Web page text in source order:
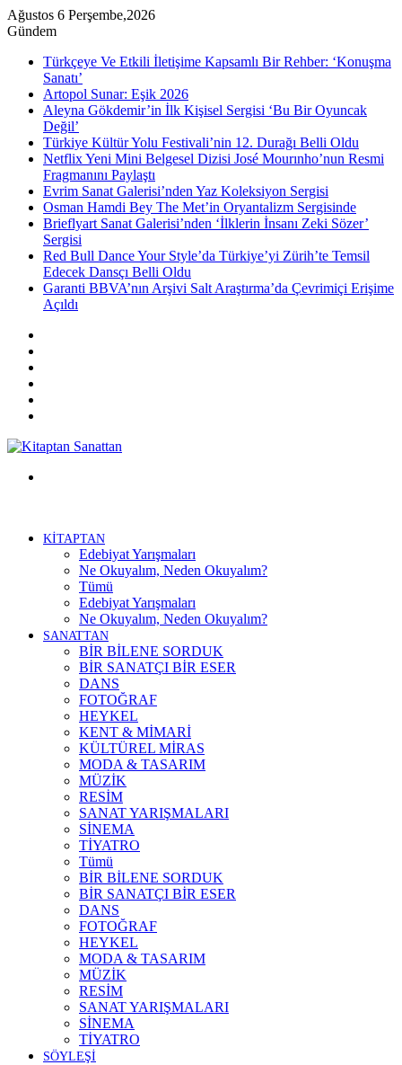
Ağustos 6 Perşembe,2026
Gündem
Türkçeye Ve Etkili İletişime Kapsamlı Bir Rehber: ‘Konuşma
Sanatı’
Artopol Sunar: Eşik 2026
Aleyna Gökdemir’in İlk Kişisel Sergisi ‘Bu Bir Oyuncak
Değil’
Türkiye Kültür Yolu Festivali’nin 12. Durağı Belli Oldu
Netflix Yeni Mini Belgesel Dizisi José Mourınho’nun Resmi
Fragmanını Paylaştı
Evrim Sanat Galerisi’nden Yaz Koleksiyon Sergisi
Osman Hamdi Bey The Met’in Oryantalizm Sergisinde
Brieflyart Sanat Galerisi’nden ‘İlklerin İnsanı Zeki Sözer’
Sergisi
Red Bull Dance Your Style’da Türkiye’yi Zürih’te Temsil
Edecek Dansçı Belli Oldu
Garanti BBVA’nın Arşivi Salt Araştırma’da Çevrimiçi Erişime
Açıldı
KİTAPTAN
Edebiyat Yarışmaları
Ne Okuyalım, Neden Okuyalım?
Tümü
Edebiyat Yarışmaları
Ne Okuyalım, Neden Okuyalım?
SANATTAN
BİR BİLENE SORDUK
BİR SANATÇI BİR ESER
DANS
FOTOĞRAF
HEYKEL
KENT & MİMARİ
KÜLTÜREL MİRAS
MODA & TASARIM
MÜZİK
RESİM
SANAT YARIŞMALARI
SİNEMA
TİYATRO
Tümü
BİR BİLENE SORDUK
BİR SANATÇI BİR ESER
DANS
FOTOĞRAF
HEYKEL
MODA & TASARIM
MÜZİK
RESİM
SANAT YARIŞMALARI
SİNEMA
TİYATRO
SÖYLEŞİ